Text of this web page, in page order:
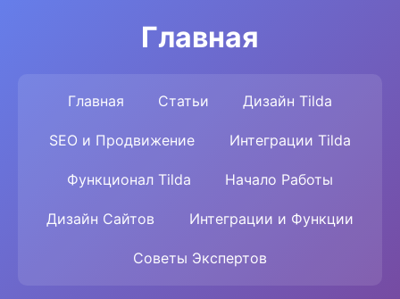
Главная
Главная Статьи Дизайн Tilda
SEO и Продвижение Интеграции Tilda
Функционал Tilda Начало Работы
Дизайн Сайтов Интеграции и Функции
Советы Экспертов